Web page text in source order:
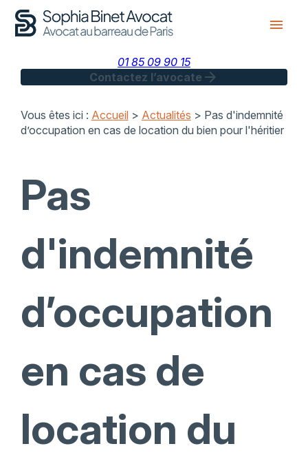
menu
01 85 09 90 15
Contactez l’avocate arrow_forward
Vous êtes ici : Accueil> Actualités > Pas d'indemnité
d’occupation en cas de location du bien pour l'héritier
Pas
d'indemnité
d’occupation
en cas de
location du
Panneau de gestion des cookies